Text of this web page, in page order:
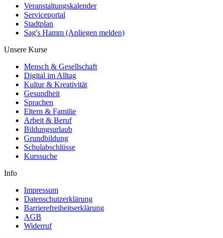
Veranstaltungskalender
Serviceportal
Stadtplan
Sag's Hamm (Anliegen melden)
Unsere Kurse
Mensch & Gesellschaft
Digital im Alltag
Kultur & Kreativität
Gesundheit
Sprachen
Eltern & Familie
Arbeit & Beruf
Bildungsurlaub
Grundbildung
Schulabschlüsse
Kurssuche
Info
Impressum
Datenschutzerklärung
Barrierefreiheitserklärung
AGB
Widerruf